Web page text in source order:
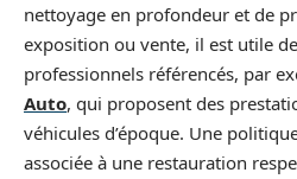
nettoyage en profondeur et de
exposition ou vente, il est utile
professionnels référencés, par
Auto, qui proposent des
véhicules d’époque. Une
associée à une restauration